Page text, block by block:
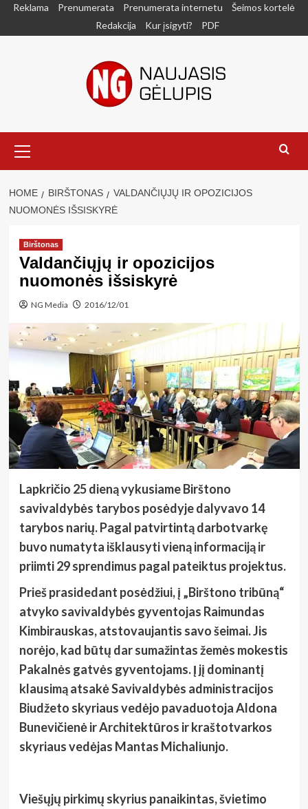
SkipReklama Prenumerata Prenumerata internetu
Šeimos kortelė
Redakcija
Kur įsigyti? PDF
Menu
HOME BIRŠTONAS
VALDANČIŲJŲ IR OPOZICIJOS
NUOMONĖS IŠSISKYRĖ
Birštonas
Valdančiųjų ir opozicijos
nuomonės išsiskyrė
NG Media 2016/12/01
Lapkričio 25 dieną vykusiame Birštono
savivaldybės tarybos posėdyje dalyvavo 14
tarybos narių. Pagal patvirtintą darbotvarkę
buvo numatyta išklausyti vieną informaciją ir
priimti 29 sprendimus pagal pateiktus projektus.
Prieš prasidedant posėdžiui, į „Birštono tribūną“
atvyko savivaldybės gyventojas Raimundas
Kimbirauskas, atstovaujantis savo šeimai. Jis
norėjo, kad būtų dar sumažintas žemės mokestis
Pakalnės gatvės gyventojams. Į jį dominantį
klausimą atsakė Savivaldybės administracijos
Biudžeto skyriaus vedėjo pavaduotoja Aldona
Bunevičienė ir Architektūros ir kraštotvarkos
skyriaus vedėjas Mantas Michaliunjo.
Viešųjų pirkimų skyrius panaikintas, švietimo